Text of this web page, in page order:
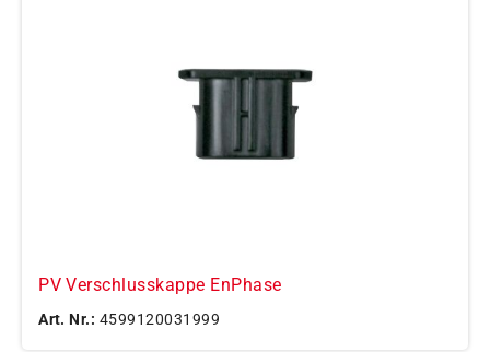
PV Verschlusskappe EnPhase
Art. Nr.: 4599120031999